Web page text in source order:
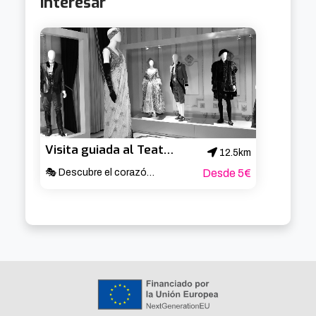
Visita guiada al Teatro Arriaga
12.5km
🎭 Descubre el corazón cultural de Bilbao ✨
Desde 5€